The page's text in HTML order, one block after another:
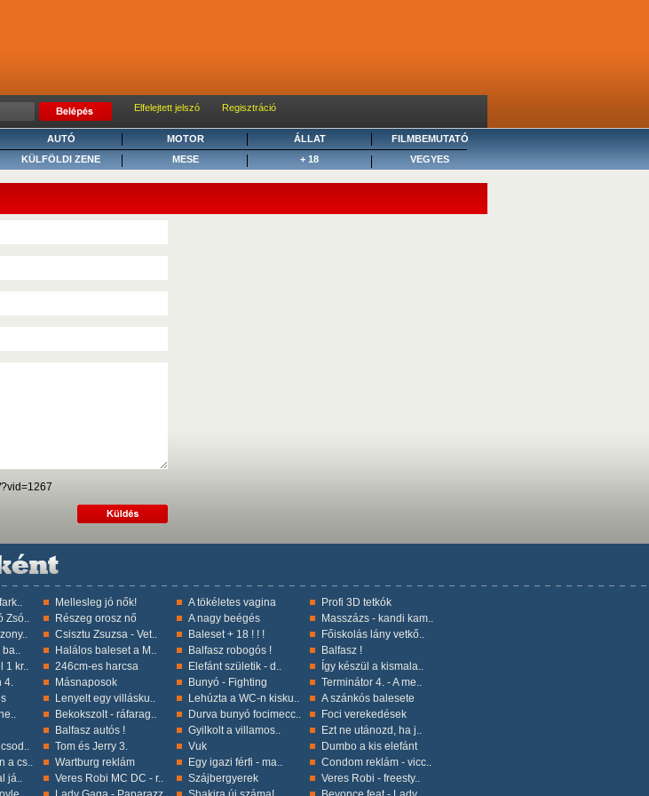
Elfelejtett jelszó Regisztráció
AUTÓ MOTOR ÁLLAT
FILMBEMUTATÓ
KÜLFÖLDI ZENE MESE + 18 VEGYES
Mellesleg jó nők! A tökéletes vagina Profi 3D tetkók
Zsó.. Részeg orosz nő A nagy beégés Masszázs - kandi kam..
Csisztu Zsuzsa - Vet.. Baleset + 18 ! ! ! Főiskolás lány vetkő..
ba.. Halálos baleset a M.. Balfasz robogós ! Balfasz !
1 kr.. 246cm-es harcsa Elefánt születik - d.. Így készül a kismala..
4. Másnaposok Bunyó - Fighting Terminátor 4. - A me..
Lenyelt egy villásku.. Lehúzta a WC-n kisku.. A szánkós balesete
Bekokszolt - ráfarag.. Durva bunyó focimecc.. Foci verekedések
Balfasz autós ! Gyilkolt a villamos.. Ezt ne utánozd, ha j..
Tom és Jerry 3. Vuk Dumbo a kis elefánt
a cs.. Wartburg reklám Egy igazi férfi - ma.. Condom reklám - vicc..
já.. Veres Robi MC DC - r.. Szájbergyerek Veres Robi - freesty..